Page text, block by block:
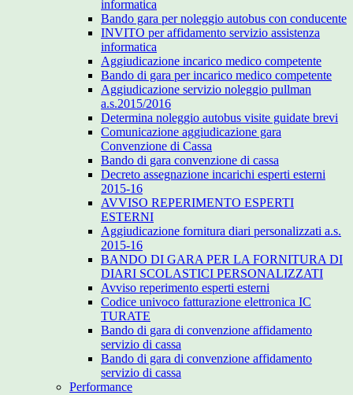
informatica
Bando gara per noleggio autobus con conducente
INVITO per affidamento servizio assistenza
informatica
Aggiudicazione incarico medico competente
Bando di gara per incarico medico competente
Aggiudicazione servizio noleggio pullman
a.s.2015/2016
Determina noleggio autobus visite guidate brevi
Comunicazione aggiudicazione gara
Convenzione di Cassa
Bando di gara convenzione di cassa
Decreto assegnazione incarichi esperti esterni
2015-16
AVVISO REPERIMENTO ESPERTI
ESTERNI
Aggiudicazione fornitura diari personalizzati a.s.
2015-16
BANDO DI GARA PER LA FORNITURA DI
DIARI SCOLASTICI PERSONALIZZATI
Avviso reperimento esperti esterni
Codice univoco fatturazione elettronica IC
TURATE
Bando di gara di convenzione affidamento
servizio di cassa
Bando di gara di convenzione affidamento
servizio di cassa
Performance